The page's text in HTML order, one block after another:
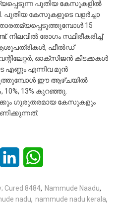
പുതിയ കേസുകളില്‍
പുതിയ കേസുകളുടെ വളര്‍ച്ചാ
15
നിലവില്‍ രോഗം സ്ഥിരീകരിച്ച്
ആശുപത്രികള്‍, ഫീല്‍ഡ്
ഓക്‌സിജന്‍ കിടക്കകള്‍
എണ്ണം എന്നിവ മുന്‍
ഈ ആഴ്ചയില്‍
10%, 13% കുറഞ്ഞു.
ഗുരുതരമായ കേസുകളും
Reddit LinkedIn
Cured 8484, Nammude Naadu,
nadu, nammude nadu kerala,